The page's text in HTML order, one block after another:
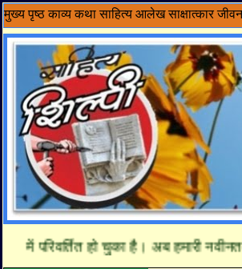
मुख्य पृष्ठ काव्य कथा साहित्य आलेख साक्षात्कार
हो चुका है। अब हमारी नवीनतम